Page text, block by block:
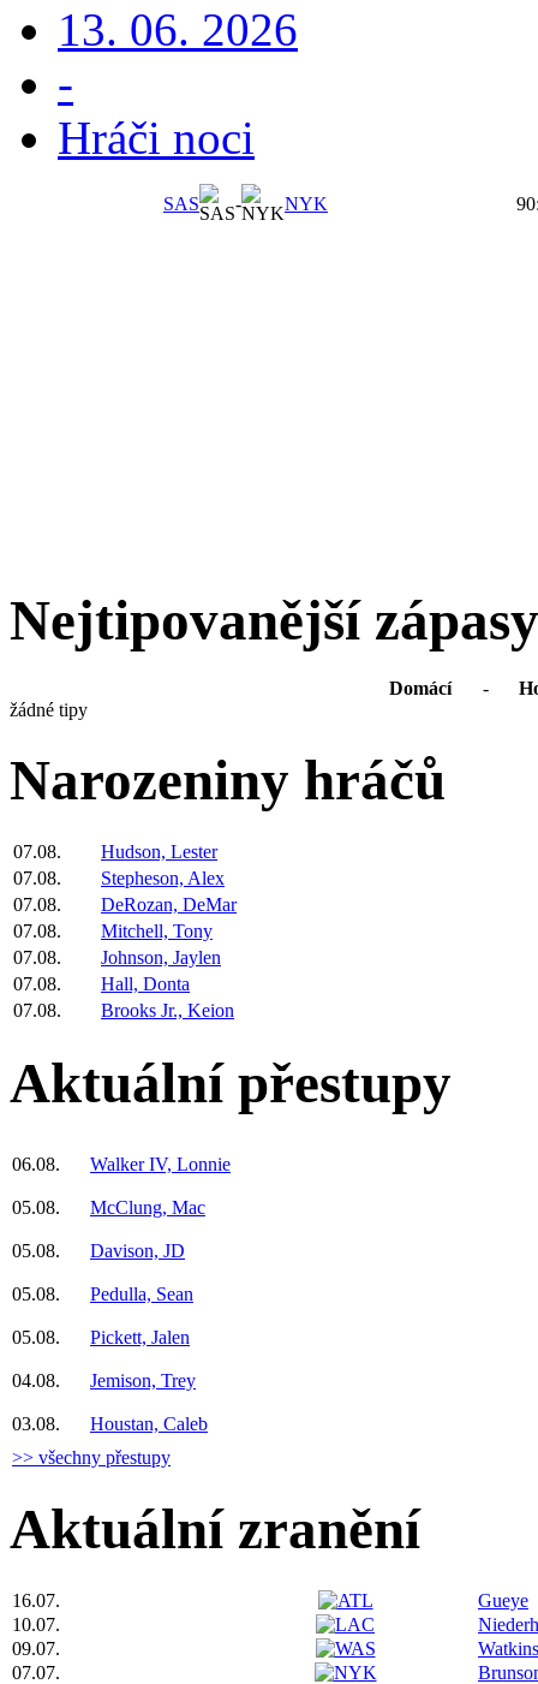
13. 06. 2026
-
Hráči noci
SAS - NYK 90
Nejtipovanější zápasy
Domácí -
žádné tipy
Narozeniny hráčů
07.08.
Hudson, Lester
07.08.
Stepheson, Alex
07.08.
DeRozan, DeMar
07.08.
Mitchell, Tony
07.08.
Johnson, Jaylen
07.08.
Hall, Donta
07.08.
Brooks Jr., Keion
Aktuální přestupy
06.08. Walker IV, Lonnie
05.08. McClung, Mac
05.08. Davison, JD
05.08. Pedulla, Sean
05.08. Pickett, Jalen
04.08. Jemison, Trey
03.08.
Houstan, Caleb
>> všechny přestupy
Aktuální zranění
16.07.
Gueye
10.07.
09.07.
Watkins
07.07.